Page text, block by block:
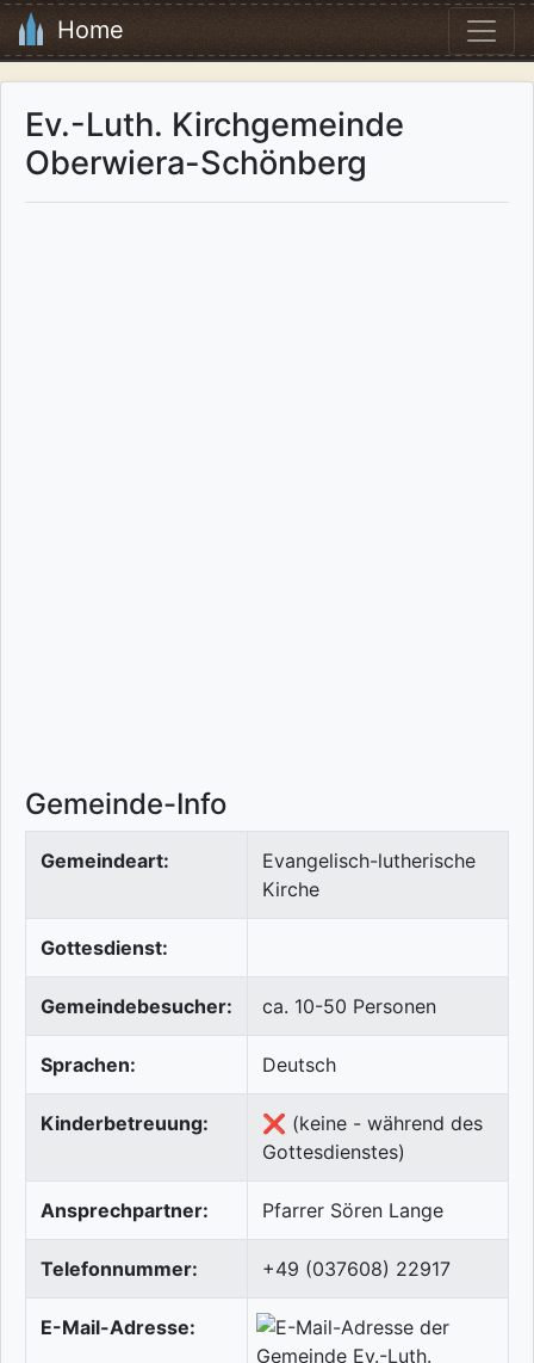
Home
Ev.-Luth. Kirchgemeinde
Oberwiera-Schönberg
Gemeinde-Info
Gemeindeart:
Evangelisch-lutherische
Kirche
Gottesdienst:
Gemeindebesucher: ca. 10-50 Personen
Sprachen: Deutsch
Kinderbetreuung:
❌ (keine - während des
Gottesdienstes)
Ansprechpartner: Pfarrer Sören Lange
Telefonnummer: +49 (037608) 22917
E-Mail-Adresse: